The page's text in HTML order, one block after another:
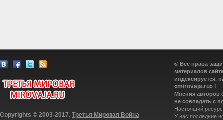
Copyrights © 2003-2017. Третья Мировая Война
© Все права
материалов
индексируется,
«mirovaja.ru» !
Мнения авторов
не совпадать с
Настоящий
У нас последние